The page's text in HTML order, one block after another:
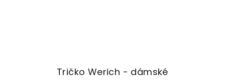
Tričko Werich - dámské